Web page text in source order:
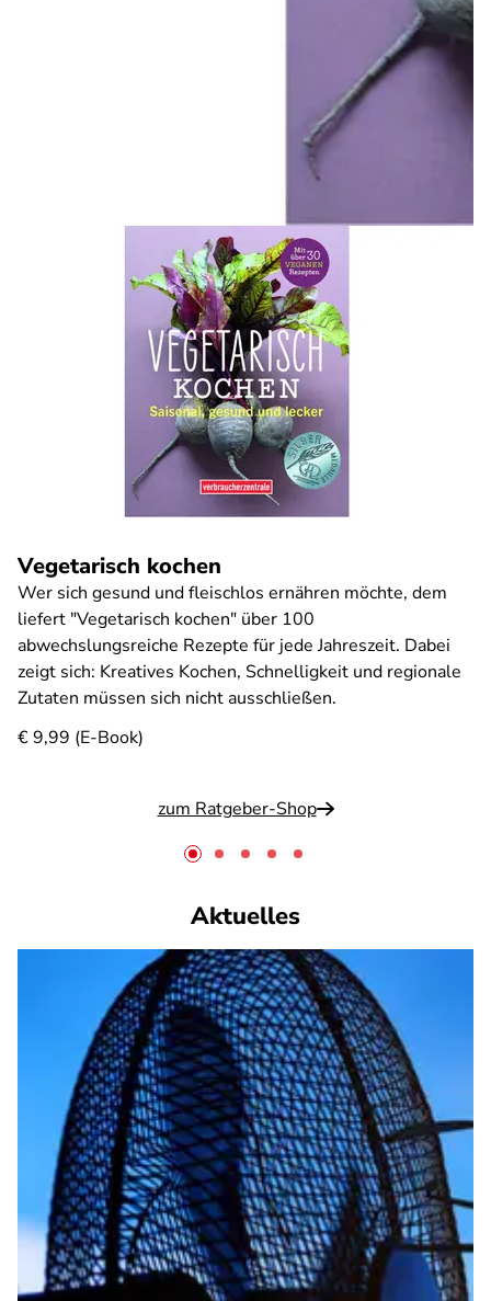
Vegetarisch kochen
Wer sich gesund und fleischlos ernähren möchte, dem
liefert "Vegetarisch kochen" über 100
abwechslungsreiche Rezepte für jede Jahreszeit. Dabei
zeigt sich: Kreatives Kochen, Schnelligkeit und regionale
Zutaten müssen sich nicht ausschließen.
€ 9,99 (E-Book)
zum Ratgeber-Shop
Aktuelles